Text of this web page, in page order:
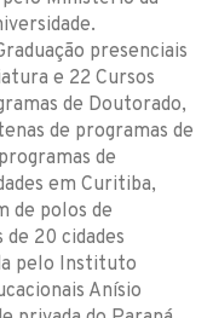
presenciais
e 22 Cursos
de Doutorado,
de programas de
de
em Curitiba,
de polos de
de 20 cidades
pelo Instituto
Anísio